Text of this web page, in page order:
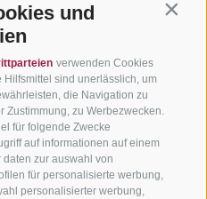
und
verwenden Cookies
sind unerlässlich, um
die Navigation zu
Zustimmung, zu Werbezwecken.
für folgende Zwecke
auf informationen auf einem
zur auswahl von
für personalisierte werbung,
personalisierter werbung,